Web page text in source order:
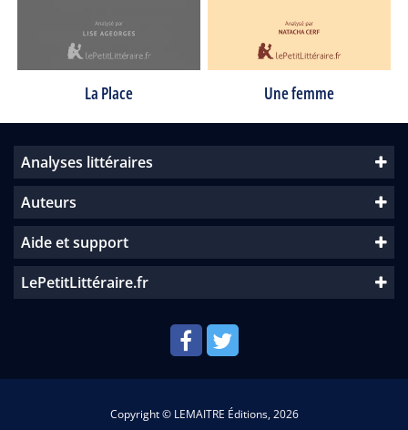
La Place Une femme
Analyses littéraires
Auteurs
Aide et support
LePetitLittéraire.fr
Copyright © LEMAITRE Éditions, 2026